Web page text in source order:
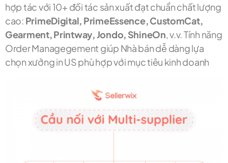
hợp tác với 10+ đối tác sản xuất đạt chuẩn chất lượng
cao: PrimeDigital, PrimeEssence, CustomCat,
Gearment, Printway, Jondo, ShineOn, v.v. Tính năng
Order Managegement giúp Nhà bán dễ dàng lựa
chọn xưởng in US phù hợp với mục tiêu kinh doanh